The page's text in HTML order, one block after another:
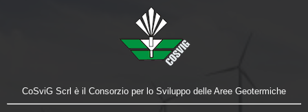
CoSviG Scrl è il Consorzio per lo Sviluppo delle Aree Geotermiche